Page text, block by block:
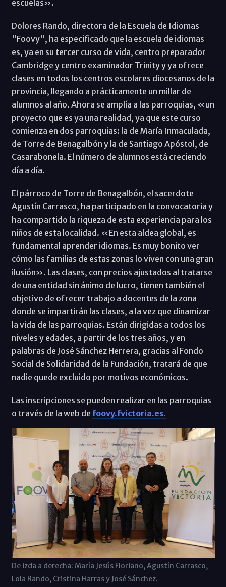
escuelas».
Dolores Rando, directora de la Escuela de Idiomas
"Foovy", ha especificado que la escuela de idiomas
es, ya en su tercer curso de vida, centro preparador
Cambridge y centro examinador Trinity y ya ofrece
clases en todos los centros escolares diocesanos de la
provincia, llegando a prácticamente un millar de
alumnos al año. Ahora se amplía a las parroquias, «un
proyecto que es ya una realidad, ya que este curso
comienza en dos parroquias: la de María Inmaculada,
de Torre de Benagalbón y la de Santiago Apóstol, de
Casarabonela. El número de alumnos está creciendo
día a día.
El párroco de Torre de Benagalbón, el sacerdote
Agustín Carrasco, ha participado en la convocatoria y
ha compartido la riqueza de esta experiencia para los
niños de esta localidad. «En esta aldea global, es
fundamental aprender idiomas. Es muy bonito ver
cómo las familias de estas zonas lo viven con una gran
ilusión». Las clases, con precios ajustados al tratarse
de una entidad sin ánimo de lucro, tienen también el
objetivo de ofrecer trabajo a docentes de la zona
donde se impartirán las clases, a la vez que dinamizar
la vida de las parroquias. Están dirigidas a todos los
niveles y edades, a partir de los tres años, y en
palabras de José Sánchez Herrera, gracias al Fondo
Social de Solidaridad de la Fundación, tratará de que
nadie quede excluido por motivos económicos.
Las inscripciones se pueden realizar en las parroquias
o través de la web de foovy.fvictoria.es.
De izda a derecha: María Jesús Floriano, Agustín Carrasco,
Lola Rando, Cristina Harras y José Sánchez.